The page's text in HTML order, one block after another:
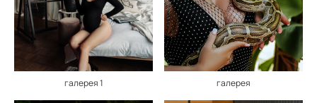
галерея 1 галерея